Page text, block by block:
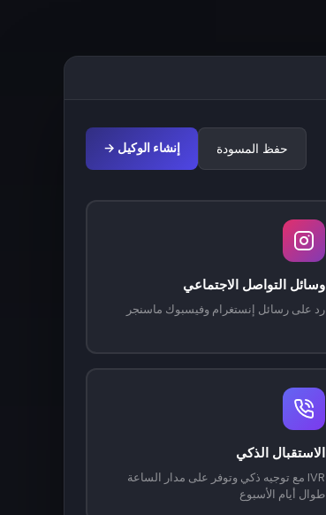
حفظ المسودة إنشاء الوكيل →
وسائل التواصل الاجتماعي
رد على رسائل إنستغرام وفيسبوك ماسنجر
الاستقبال الذكي
IVR مع توجيه ذكي وتوفر على مدار الساعة
طوال أيام الأسبوع